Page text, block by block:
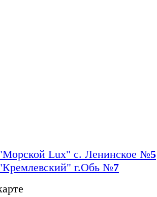
Lux" c. Ленинское №5
г.Обь №7